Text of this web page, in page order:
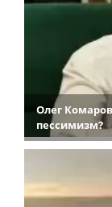
Олег
пессимизм?